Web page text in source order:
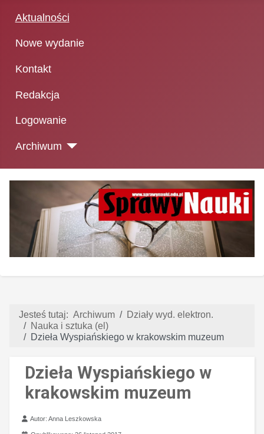
Aktualności
Nowe wydanie
Kontakt
Redakcja
Logowanie
Archiwum
Jesteś tutaj: Archiwum
Działy wyd. elektron.
Nauka i sztuka (el)
Dzieła Wyspiańskiego w krakowskim muzeum
Dzieła Wyspiańskiego w
krakowskim muzeum
Szczegóły
Autor:Anna Leszkowska